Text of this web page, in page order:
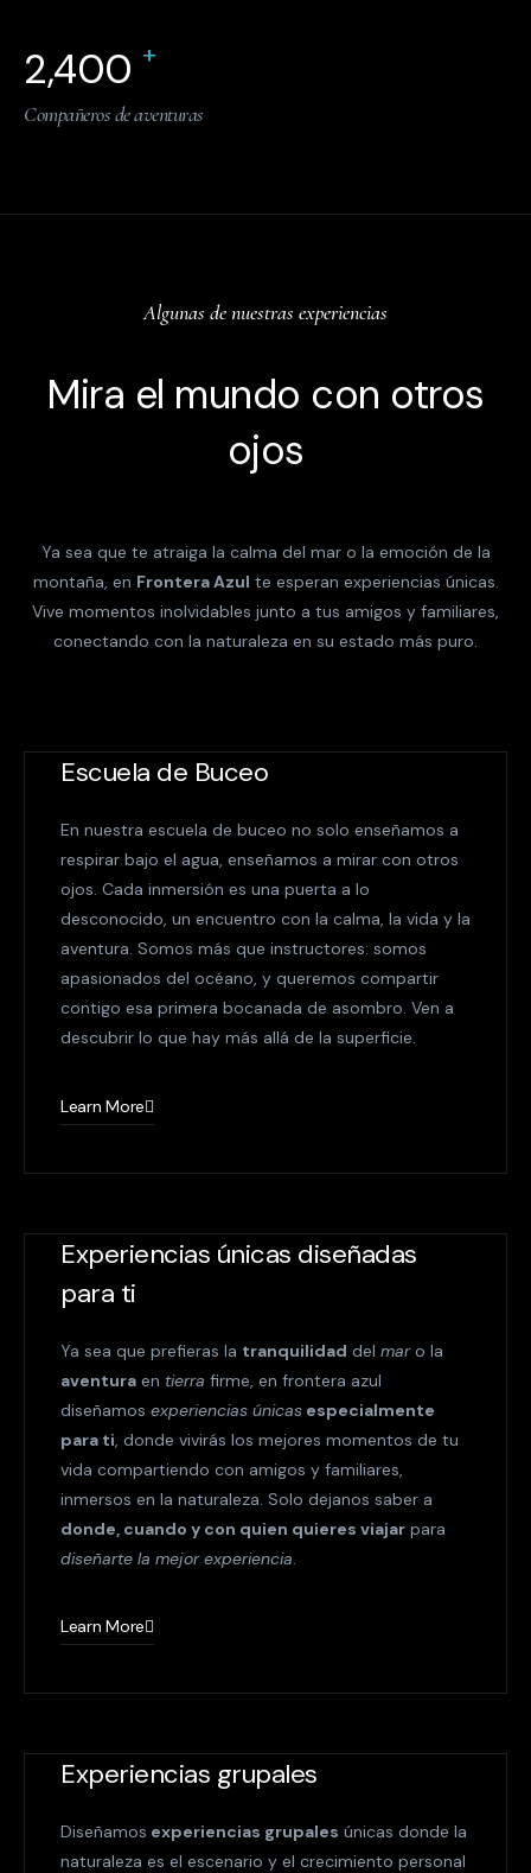
2,400 +
Compañeros de aventuras
Algunas de nuestras experiencias
Mira el mundo con otros
ojos
Ya sea que te atraiga la calma del mar o la emoción de la
montaña, en Frontera Azul te esperan experiencias únicas.
Vive momentos inolvidables junto a tus amigos y familiares,
conectando con la naturaleza en su estado más puro.
Escuela de Buceo
En nuestra escuela de buceo no solo enseñamos a
respirar bajo el agua, enseñamos a mirar con otros
ojos. Cada inmersión es una puerta a lo
desconocido, un encuentro con la calma, la vida y la
aventura. Somos más que instructores: somos
apasionados del océano, y queremos compartir
contigo esa primera bocanada de asombro. Ven a
descubrir lo que hay más allá de la superficie.
Learn More
Experiencias únicas diseñadas
para ti
Ya sea que prefieras la tranquilidad del maro la
aventura en tierra firme, en frontera azul
diseñamos experiencias únicas especialmente
para ti, donde vivirás los mejores momentos de tu
vida compartiendo con amigos y familiares,
inmersos en la naturaleza. Solo dejanos saber a
donde, cuando y con quien quieres viajar para
diseñarte la mejor experiencia.
Learn More
Experiencias grupales
Diseñamos experiencias grupales únicas donde la
naturaleza es el escenario y el crecimiento personal